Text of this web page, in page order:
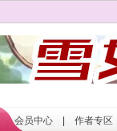
会员中心 作者专区